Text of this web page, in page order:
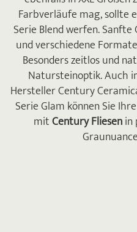
Farbverläufe mag, sollte
Serie Blend werfen. Sanfte
und verschiedene
Besonders zeitlos und
Natursteinoptik. Auch
Hersteller Century
Serie Glam können Sie
mitCentury Fliesenin